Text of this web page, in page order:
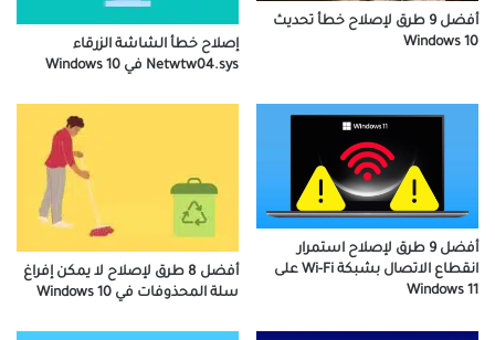
أفضل 9 طرق لإصلاح خطأ تحديث
Windows 10
إصلاح خطأ الشاشة الزرقاء
Netwtw04.sys في Windows 10
أفضل 9 طرق لإصلاح استمرار
انقطاع الاتصال بشبكة Wi-Fi على
Windows 11
أفضل 8 طرق لإصلاح لا يمكن إفراغ
سلة المحذوفات في Windows 10